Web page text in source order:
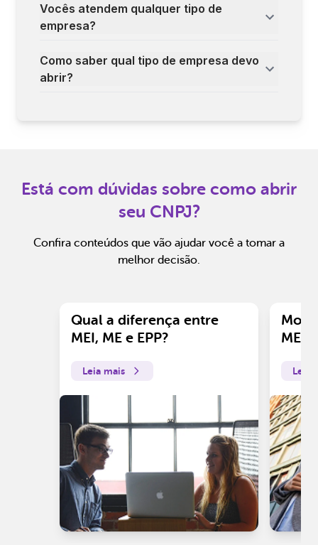
Vocês atendem qualquer tipo de
empresa?
Como saber qual tipo de empresa devo
abrir?
Está com dúvidas sobre como abrir
seu CNPJ?
Confira conteúdos que vão ajudar você a tomar a
melhor decisão.
Qual a diferença entre
MEI, ME e EPP?
Leia mais
ME?
Leia